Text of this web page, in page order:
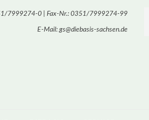
7999274-0 | Fax-Nr.: 0351/7999274-99
E-Mail: gs@diebasis-sachsen.de